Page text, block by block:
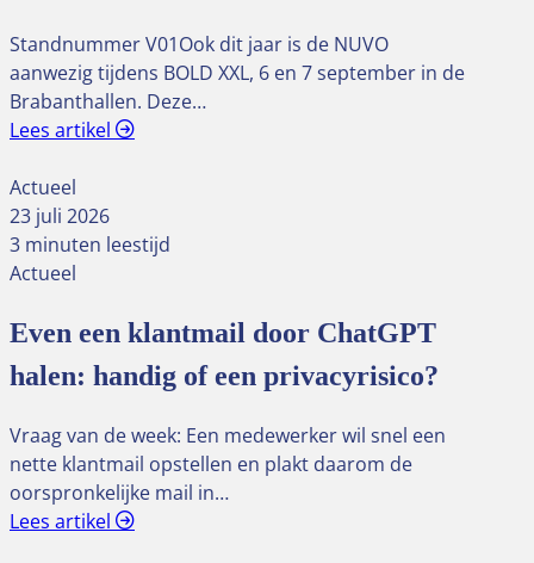
Standnummer V01Ook dit jaar is de NUVO
aanwezig tijdens BOLD XXL, 6 en 7 september in de
Brabanthallen. Deze…
Lees artikel
Actueel
23 juli 2026
3 minuten leestijd
Actueel
Even een klantmail door ChatGPT
halen: handig of een privacyrisico?
Vraag van de week: Een medewerker wil snel een
nette klantmail opstellen en plakt daarom de
oorspronkelijke mail in…
Lees artikel